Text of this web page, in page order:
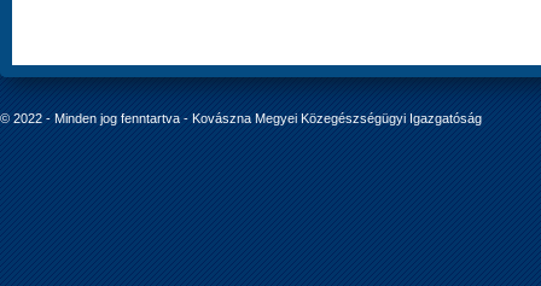
© 2022 - Minden jog fenntartva - Kovászna Megyei Közegészségügyi Igazgatóság